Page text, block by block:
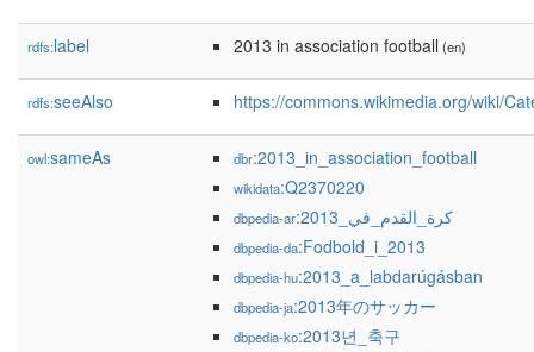
rdfs:label 2013 in association football (en)
rdfs:seeAlso https://commons.wikimedia.org/wiki/
owl:sameAs dbr:2013_in_association_football
wikidata:Q2370220
dbpedia-ar :كرة_القدم_في_2013
dbpedia-da:Fodbold_i_2013
dbpedia-hu:2013_a_labdarúgásban
dbpedia-ja:2013年のサッカー
dbpedia-ko:2013년_축구